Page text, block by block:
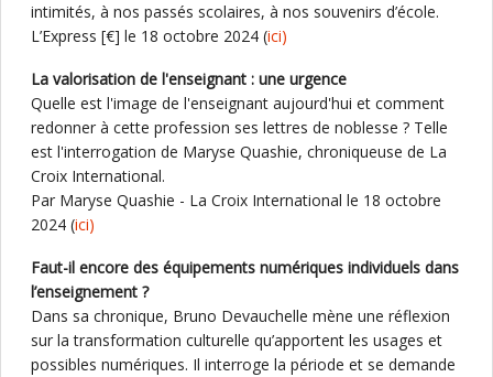
intimités, à nos passés scolaires, à nos souvenirs d’école.
L’Express [€] le 18 octobre 2024 (ici)
La valorisation de l'enseignant : une urgence
Quelle est l'image de l'enseignant aujourd'hui et comment
redonner à cette profession ses lettres de noblesse ? Telle
est l'interrogation de Maryse Quashie, chroniqueuse de La
Croix International.
Par Maryse Quashie - La Croix International le 18 octobre
2024 (ici)
Faut-il encore des équipements numériques individuels dans
l’enseignement ?
Dans sa chronique, Bruno Devauchelle mène une réflexion
sur la transformation culturelle qu’apportent les usages et
possibles numériques. Il interroge la période et se demande